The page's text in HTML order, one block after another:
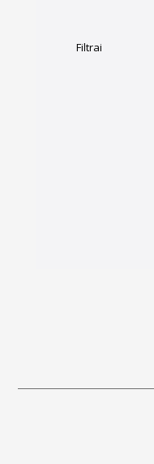
Filtrai